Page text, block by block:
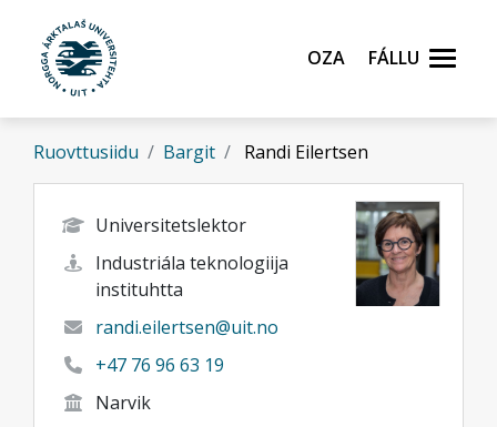
Gå til hovedinnhold
Oza
Fállu
Ruovttusiidu Bargit Randi Eilertsen
Universitetslektor
Industriála teknologiija
instituhtta
randi.eilertsen@uit.no
+47 76 96 63 19
Narvik